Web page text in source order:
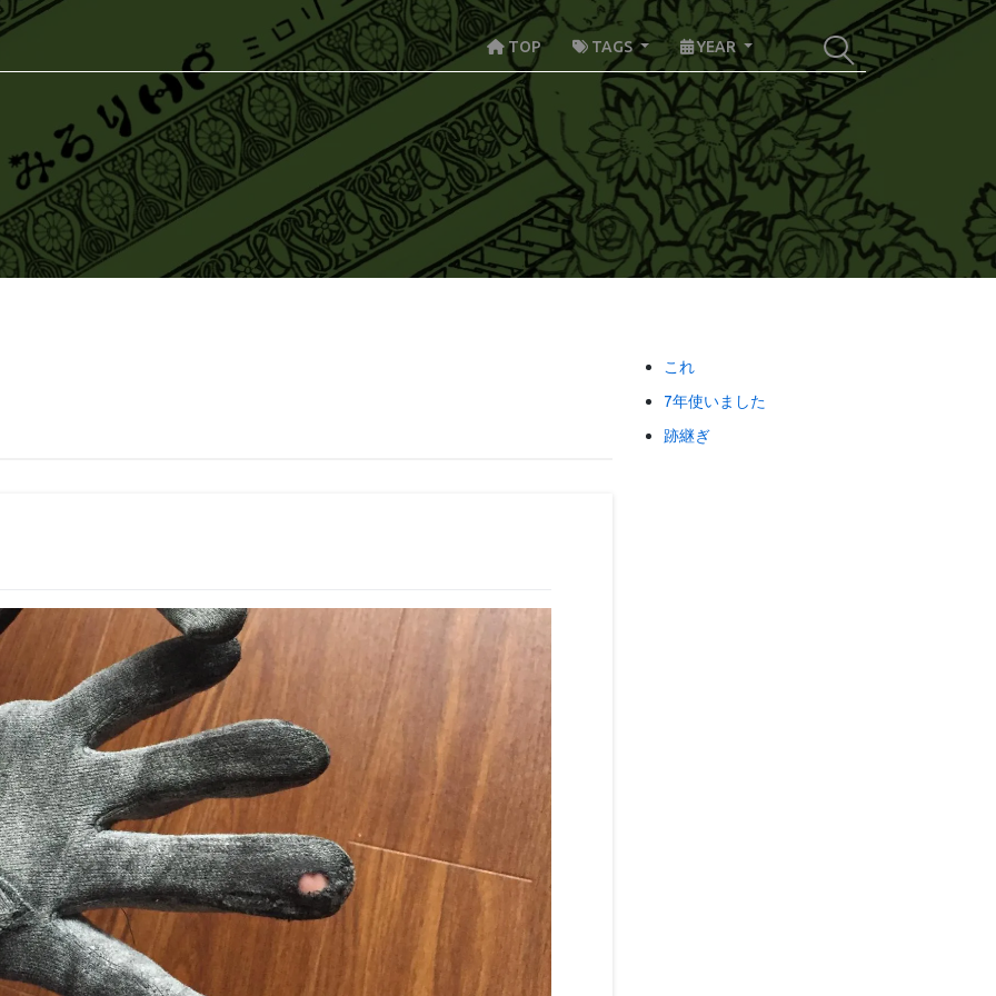
TOP TAGS YEAR
これ
7年使いました
跡継ぎ